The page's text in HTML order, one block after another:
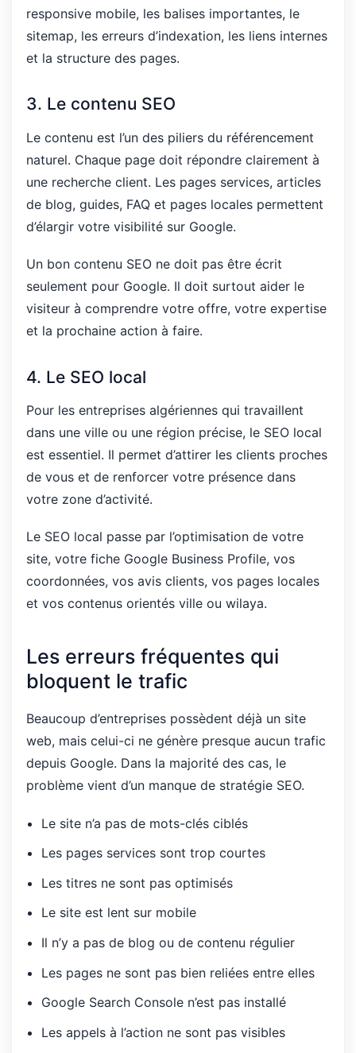
responsive mobile, les balises importantes, le
sitemap, les erreurs d’indexation, les liens internes
et la structure des pages.
3. Le contenu SEO
Le contenu est l’un des piliers du référencement
naturel. Chaque page doit répondre clairement à
une recherche client. Les pages services, articles
de blog, guides, FAQ et pages locales permettent
d’élargir votre visibilité sur Google.
Un bon contenu SEO ne doit pas être écrit
seulement pour Google. Il doit surtout aider le
visiteur à comprendre votre offre, votre expertise
et la prochaine action à faire.
4. Le SEO local
Pour les entreprises algériennes qui travaillent
dans une ville ou une région précise, le SEO local
est essentiel. Il permet d’attirer les clients proches
de vous et de renforcer votre présence dans
votre zone d’activité.
Le SEO local passe par l’optimisation de votre
site, votre fiche Google Business Profile, vos
coordonnées, vos avis clients, vos pages locales
et vos contenus orientés ville ou wilaya.
Les erreurs fréquentes qui
bloquent le trafic
Beaucoup d’entreprises possèdent déjà un site
web, mais celui-ci ne génère presque aucun trafic
depuis Google. Dans la majorité des cas, le
problème vient d’un manque de stratégie SEO.
Le site n’a pas de mots-clés ciblés
Les pages services sont trop courtes
Les titres ne sont pas optimisés
Le site est lent sur mobile
Il n’y a pas de blog ou de contenu régulier
Les pages ne sont pas bien reliées entre elles
Google Search Console n’est pas installé
Les appels à l’action ne sont pas visibles